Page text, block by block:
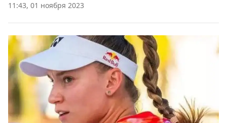
11:43, 01 ноября 2023